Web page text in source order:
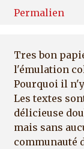
Permalien
Tres bon
l'émulation
Pourquoi il
Les textes
délicieuse
mais sans
communauté